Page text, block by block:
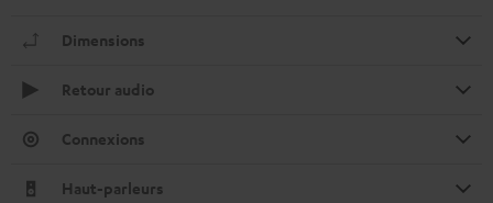
Dimensions
Retour audio
Connexions
Haut-parleurs